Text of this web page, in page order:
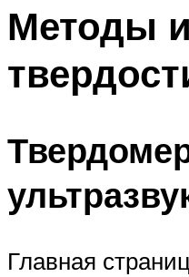
Методы
Главная